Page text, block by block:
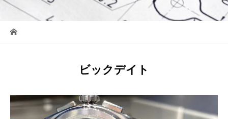
ビックデイト